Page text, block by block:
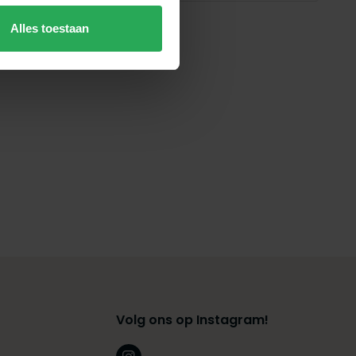
Alles toestaan
Volg ons op Instagram!